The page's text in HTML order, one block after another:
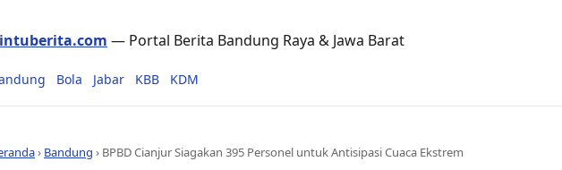
— Portal Berita Bandung Raya & Jawa Barat
Bola Jabar KBB KDM
› Bandung › BPBD Cianjur Siagakan 395 Personel untuk Antisipasi Cuaca Ekstrem